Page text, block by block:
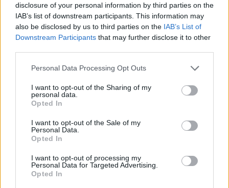
disclosure of your personal information by third parties on the
IAB’s list of downstream participants. This information may
also be disclosed by us to third parties on the IAB’s List of
Downstream Participants that may further disclose it to other
Please note that this website/app uses one or more Google
not limited to your visit or usage behaviour. You may click to
grant or deny consent to Google and its third-party tags to
use your data for below specified purposes in below Google
consent section.
Personal Data Processing Opt Outs
I want to opt-out of the Sharing of my
personal data.
Opted In
I want to opt-out of the Sale of my
Personal Data.
Opted In
I want to opt-out of processing my
Personal Data for Targeted Advertising.
Opted In
Σχόλια
Σχολίασε εδώ
Ανησυχία από το ξέσπασμα
του ιού του Δυτικού Νείλου
με κρούσματα στην Αττική
Ιατρικό Σύλλογο Αθηνών
για την προστασία της
δημόσιας υγείας
Σοκαριστική υπόθεση
Κρήτη: Τουρίστας
πόσο να πληρώσει
κορίτσι - Το παιδί
αμέριμνο σε αυλή
επιχείρησης